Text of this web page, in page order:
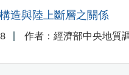
造與陸上斷層之關係
作者：經濟部中央地質